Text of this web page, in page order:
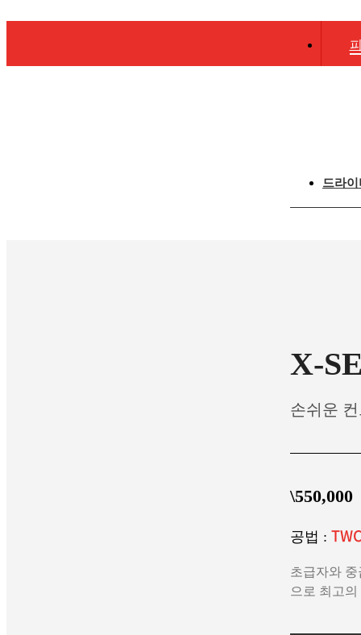
드라이
X-
손쉬운
\550,000
공법 :
초급자와
으로 최고